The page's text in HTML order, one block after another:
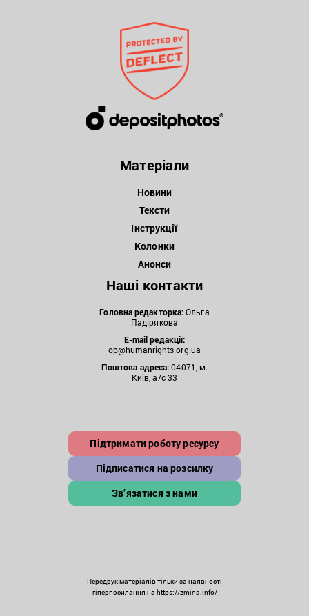
Матеріали
Новини
Тексти
Інструкції
Колонки
Анонси
Наші контакти
Головна редакторка:Ольга
Падірякова
E-mail редакції:
op@humanrights.org.ua
Поштова адреса:04071, м.
Київ, а/с 33
Підтримати роботу ресурсу
Підписатися на розсилку
Зв’язатися з нами
Передрук матеріалів тільки за наявності
гіперпосилання на https://zmina.info/